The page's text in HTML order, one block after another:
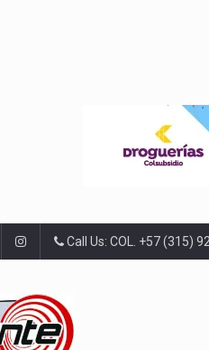
Call Us: COL. +57 (315)